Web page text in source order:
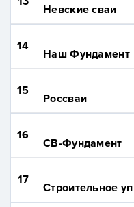
Невские сваи
14
Наш Фундамент
15
Россваи
16
СВ-Фундамент
17
Строительное